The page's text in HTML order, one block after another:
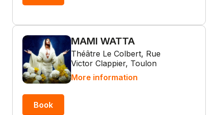
MAMI WATTA
Théâtre Le Colbert, Rue
Victor Clappier, Toulon
More information
Book